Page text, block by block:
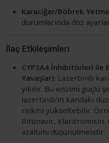
Karaciğer/Böbrek
durumlarında doz
İlaç Etkileşimleri
CYP3A4 İnhibitörleri ile
Yavaşlar): Lazertinib
yıkılır. Bu enzimi güçlü
lazertinib’in kandaki
riskini yükseltebilir.
Ritonavir, Klaritromisin.
azaltımı düşünülmelidir.